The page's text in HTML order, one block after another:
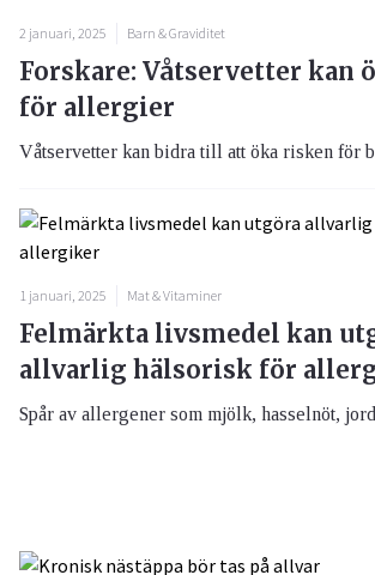
2 januari, 2025 Barn & Graviditet
Forskare: Våtservetter kan
för allergier
Våtservetter kan bidra till att öka risken för
1 januari, 2025 Mat & Vitaminer
Felmärkta livsmedel kan
allvarlig hälsorisk för
Spår av allergener som mjölk, hasselnöt,